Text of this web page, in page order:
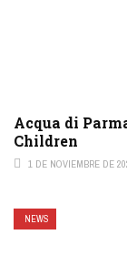
Acqua di
Children
1 DE NOVIEMBRE DE
NEWS